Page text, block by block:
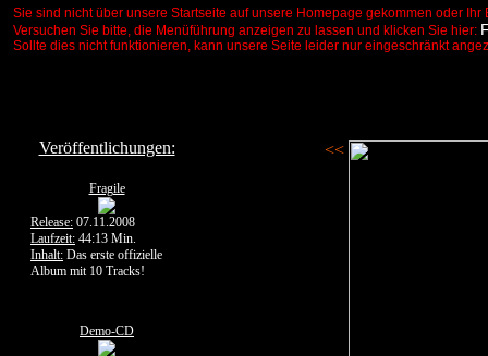
Sie sind nicht über unsere Startseite auf unsere Homepage gekommen oder
Versuchen Sie bitte, die Menüführung anzeigen zu lassen und klicken Sie hier:
Sollte dies nicht funktionieren, kann unsere Seite leider nur eingeschränkt
Veröffentlichungen:
Fragile
Release: 07.11.2008
Laufzeit: 44:13 Min.
Inhalt: Das erste offizielle
Album mit 10 Tracks!
Demo-CD
<<